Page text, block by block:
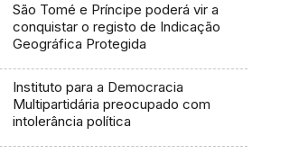
São Tomé e Príncipe poderá vir a
conquistar o registo de Indicação
Geográfica Protegida
Instituto para a Democracia
Multipartidária preocupado com
intolerância política